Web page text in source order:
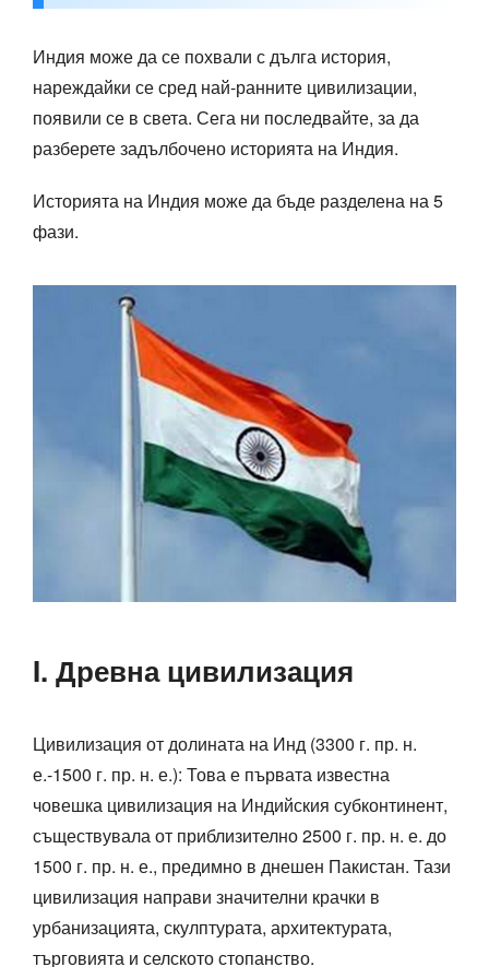
Индия може да се похвали с дълга история,
нареждайки се сред най-ранните цивилизации,
появили се в света. Сега ни последвайте, за да
разберете задълбочено историята на Индия.
Историята на Индия може да бъде разделена на 5
фази.
I. Древна цивилизация
Цивилизация от долината на Инд (3300 г. пр. н.
е.-1500 г. пр. н. е.): Това е първата известна
човешка цивилизация на Индийския субконтинент,
съществувала от приблизително 2500 г. пр. н. е. до
1500 г. пр. н. е., предимно в днешен Пакистан. Тази
цивилизация направи значителни крачки в
урбанизацията, скулптурата, архитектурата,
търговията и селското стопанство.